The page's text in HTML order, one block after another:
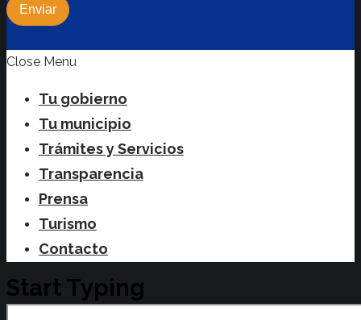
Enviar
Close Menu
Tu gobierno
Tu municipio
Trámites y Servicios
Transparencia
Prensa
Turismo
Contacto
Start Typing